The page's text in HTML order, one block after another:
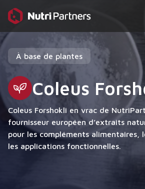
À base de plantes
Coleus
Coleus Forshokli en vrac de
fournisseur européen d’extraits
pour les compléments alimentaires,
les applications fonctionnelles.